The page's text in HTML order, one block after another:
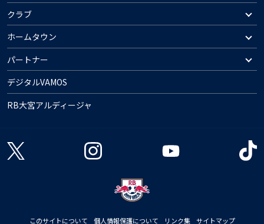
クラブ
ホームタウン
パートナー
デジタルVAMOS
RB大宮アルディージャ
このサイトについて 個人情報保護について リンク集 サイトマップ